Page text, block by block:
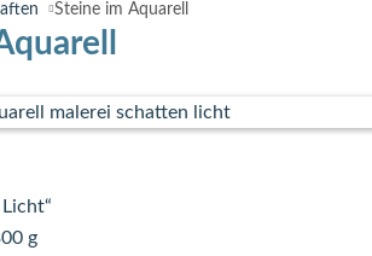
Steine im Aquarell
g